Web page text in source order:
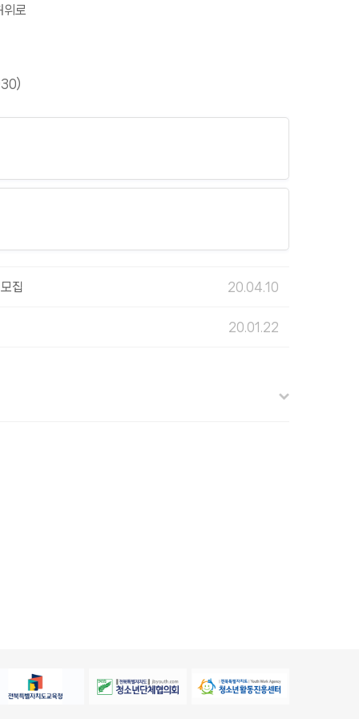
로
집 20.04.10
20.01.22